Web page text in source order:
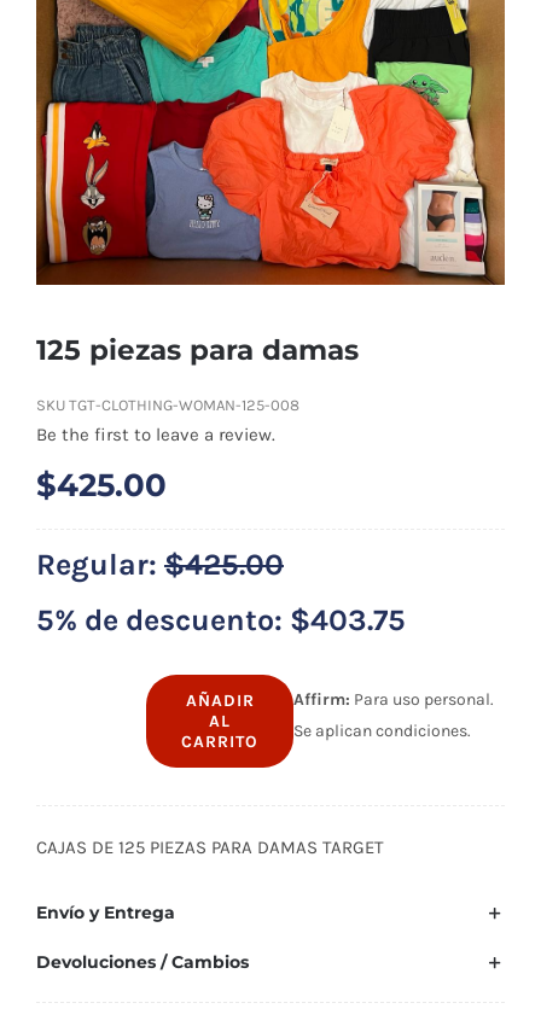
Tienda
Contacto
Ubicación
Máster Online
125 piezas para damas
SKU TGT-CLOTHING-WOMAN-125-008
Be the first to leave a review.
$425.00
Regular: $425.00
5% de descuento: $403.75
damas
AÑADIR
AL
CARRITO
Affirm: Para uso personal.
Se aplican condiciones.
CAJAS DE 125 PIEZAS PARA DAMAS TARGET
Envío y Entrega
Devoluciones / Cambios